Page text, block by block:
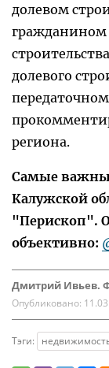
долевом
гражданином
долевого
региона.
Самые
Калужской
"Перископ".
объективно:
Дмитрий Ивьев.
Опубликовано:
Тэги: